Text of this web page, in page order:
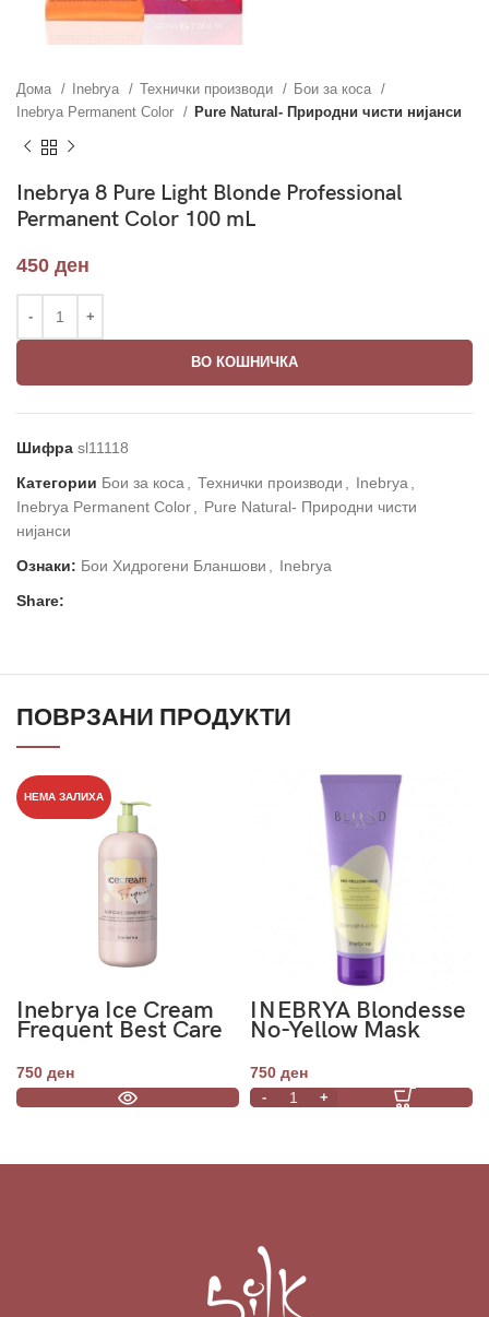
Дома Inebrya Технички производи
Бои за коса
Inebrya Permanent Color
Pure Natural- Природни чисти нијанси
Inebrya 8 Pure Light Blonde Professional
Permanent Color 100 mL
450 ден
ВО КОШНИЧКА
Шифра sl11118
Категории Бои за коса Технички производи Inebrya
Inebrya Permanent Color
Pure Natural- Природни чисти
нијанси
Ознаки: Бои Хидрогени Бланшови
Inebrya
Share:
ПОВРЗАНИ ПРОДУКТИ
НЕМА ЗАЛИХА
Inebrya Ice Cream
Frequent Best Care
Conditioner 1000
mL
750 ден
INEBRYA Blondesse
No-Yellow Mask
750 ден